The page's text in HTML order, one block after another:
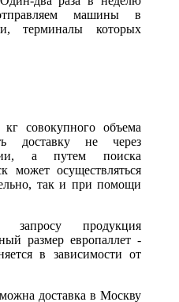
машины в
терминалы которых
совокупного объема
доставку не через
а путем поиска
осуществляться
так и при помощи
запросу продукция
размер европаллет -
в зависимости от
доставка в Москву